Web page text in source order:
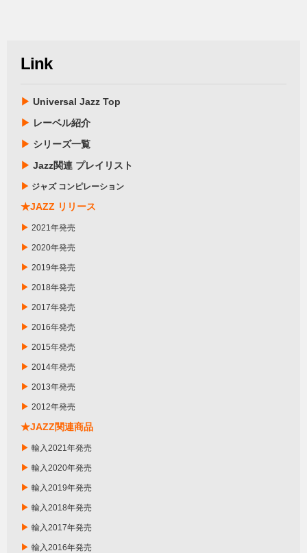
Link
▶ Universal Jazz Top
▶ レーベル紹介
▶ シリーズ一覧
▶ Jazz関連 プレイリスト
▶ ジャズ コンピレーション
★JAZZ リリース
▶ 2021年発売
▶ 2020年発売
▶ 2019年発売
▶ 2018年発売
▶ 2017年発売
▶ 2016年発売
▶ 2015年発売
▶ 2014年発売
▶ 2013年発売
▶ 2012年発売
★JAZZ関連商品
▶ 輸入2021年発売
▶ 輸入2020年発売
▶ 輸入2019年発売
▶ 輸入2018年発売
▶ 輸入2017年発売
▶ 輸入2016年発売